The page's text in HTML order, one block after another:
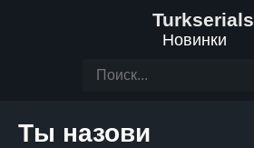
Turkserials
Новинки
Ты назови